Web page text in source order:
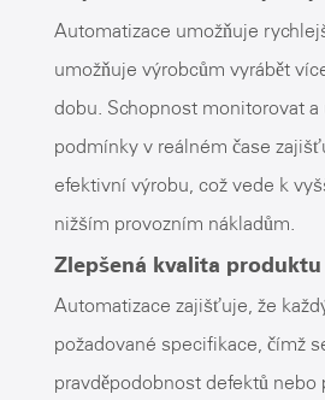
Automatizace umožňuje
umožňuje výrobcům vyrábět
dobu. Schopnost monitorovat a
podmínky v reálném čase
efektivní výrobu, což vede k
nižším provozním nákladům.
Zlepšená kvalita produktu
Automatizace zajišťuje, že
požadované specifikace, čímž
pravděpodobnost defektů nebo